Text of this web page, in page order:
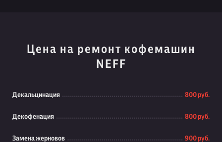
Цена на ремонт кофемашин
NEFF
Декальцинация 800 руб.
Декофенация 800 руб.
Замена жерновов 900 руб.